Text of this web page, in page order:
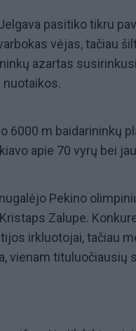
pasitiko tikru
vėjas, tačiau
azartas
6000 m baidarininkų
apie 70 vyrų bei
Pekino
Zalupe.
irkluotojai, tačiau
vienam tituluočiausių